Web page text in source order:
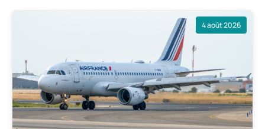
4 août 2026